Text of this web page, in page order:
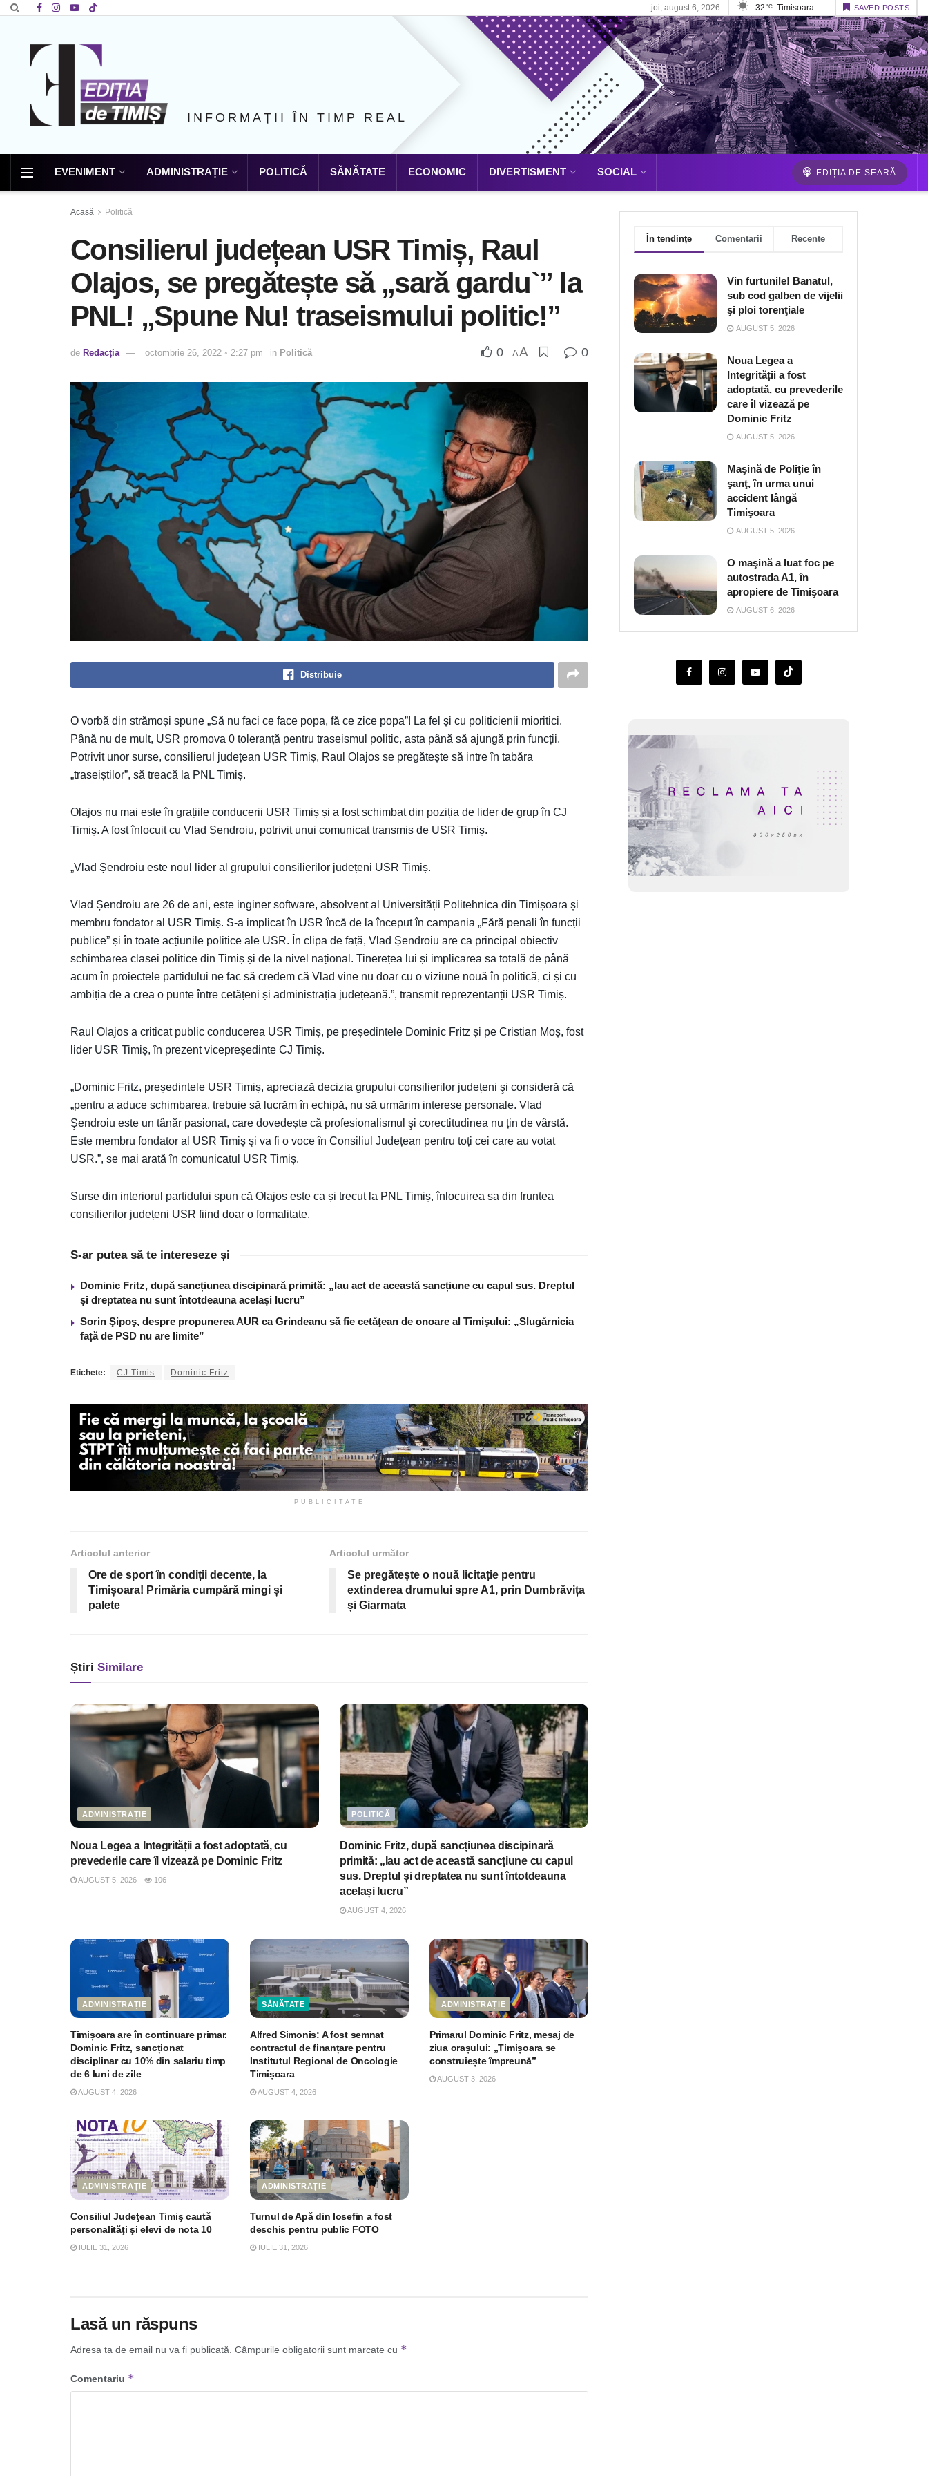
joi, august 6, 2026 32 °C Timisoara SAVED POSTS
INFORMAȚII ÎN TIMP REAL
EVENIMENT ADMINISTRAȚIE POLITICĂ SĂNĂTATE ECONOMIC DIVERTISMENT SOCIAL EDIȚIA DE SEARĂ
Acasă Politică
Consilierul județean USR Timiș, Raul
Olajos, se pregătește să „sară gardu`” la
PNL! „Spune Nu! traseismului politic!”
de Redacția octombrie 26, 2022 ◦ 2:27 pm in Politică 0 AA 0
Distribuie
O vorbă din strămoși spune „Să nu faci ce face popa, fă ce zice popa”! La fel și cu politicienii mioritici.
Până nu de mult, USR promova 0 toleranță pentru traseismul politic, asta până să ajungă prin funcții.
Potrivit unor surse, consilierul județean USR Timiș, Raul Olajos se pregătește să intre în tabăra
„traseiștilor”, să treacă la PNL Timiș.
Olajos nu mai este în grațiile conducerii USR Timiș și a fost schimbat din poziția de lider de grup în CJ
Timiș. A fost înlocuit cu Vlad Șendroiu, potrivit unui comunicat transmis de USR Timiș.
„Vlad Șendroiu este noul lider al grupului consilierilor județeni USR Timiș.
Vlad Șendroiu are 26 de ani, este inginer software, absolvent al Universității Politehnica din Timișoara și
membru fondator al USR Timiș. S-a implicat în USR încă de la început în campania „Fără penali în funcții
publice” și în toate acțiunile politice ale USR. În clipa de față, Vlad Șendroiu are ca principal obiectiv
schimbarea clasei politice din Timiș și de la nivel național. Tinerețea lui și implicarea sa totală de până
acum în proiectele partidului ne fac să credem că Vlad vine nu doar cu o viziune nouă în politică, ci și cu
ambiția de a crea o punte între cetățeni și administrația județeană.”, transmit reprezentanții USR Timiș.
Raul Olajos a criticat public conducerea USR Timiș, pe președintele Dominic Fritz și pe Cristian Moș, fost
lider USR Timiș, în prezent vicepreședinte CJ Timiș.
„Dominic Fritz, președintele USR Timiș, apreciază decizia grupului consilierilor județeni şi consideră că
„pentru a aduce schimbarea, trebuie să lucrăm în echipă, nu să urmărim interese personale. Vlad
Şendroiu este un tânăr pasionat, care dovedește că profesionalismul şi corectitudinea nu țin de vârstă.
Este membru fondator al USR Timiș şi va fi o voce în Consiliul Județean pentru toți cei care au votat
USR.”, se mai arată în comunicatul USR Timiș.
Surse din interiorul partidului spun că Olajos este ca și trecut la PNL Timiș, înlocuirea sa din fruntea
consilierilor județeni USR fiind doar o formalitate.
S-ar putea să te intereseze și
Dominic Fritz, după sancțiunea discipinară primită: „Iau act de această sancțiune cu capul sus. Dreptul
și dreptatea nu sunt întotdeauna același lucru”
Sorin Şipoş, despre propunerea AUR ca Grindeanu să fie cetăţean de onoare al Timişului: „Slugărnicia
față de PSD nu are limite”
Etichete: CJ Timis Dominic Fritz
PUBLICITATE
Articolul anterior
Ore de sport în condiții decente, la
Timișoara! Primăria cumpără mingi și
palete
Articolul următor
Se pregătește o nouă licitație pentru
extinderea drumului spre A1, prin Dumbrăvița
și Giarmata
Știri Similare
ADMINISTRAȚIE
Noua Legea a Integrității a fost adoptată, cu
prevederile care îl vizează pe Dominic Fritz
AUGUST 5, 2026 106
POLITICĂ
Dominic Fritz, după sancțiunea discipinară
primită: „Iau act de această sancțiune cu capul
sus. Dreptul și dreptatea nu sunt întotdeauna
același lucru”
AUGUST 4, 2026
ADMINISTRAȚIE
Timișoara are în continuare primar.
Dominic Fritz, sancționat
disciplinar cu 10% din salariu timp
de 6 luni de zile
AUGUST 4, 2026
SĂNĂTATE
Alfred Simonis: A fost semnat
contractul de finanțare pentru
Institutul Regional de Oncologie
Timișoara
AUGUST 4, 2026
ADMINISTRAȚIE
Primarul Dominic Fritz, mesaj de
ziua orașului: „Timișoara se
construiește împreună”
AUGUST 3, 2026
ADMINISTRAȚIE
Consiliul Judeţean Timiş caută
personalităţi şi elevi de nota 10
IULIE 31, 2026
ADMINISTRAȚIE
Turnul de Apă din Iosefin a fost
deschis pentru public FOTO
IULIE 31, 2026
Lasă un răspuns
Adresa ta de email nu va fi publicată. Câmpurile obligatorii sunt marcate cu *
Comentariu *
În tendințe Comentarii Recente
Vin furtunile! Banatul,
sub cod galben de vijelii
şi ploi torenţiale
AUGUST 5, 2026
Noua Legea a
Integrității a fost
adoptată, cu prevederile
care îl vizează pe
Dominic Fritz
AUGUST 5, 2026
Maşină de Poliţie în
şanţ, în urma unui
accident lângă
Timişoara
AUGUST 5, 2026
O maşină a luat foc pe
autostrada A1, în
apropiere de Timişoara
AUGUST 6, 2026